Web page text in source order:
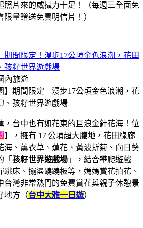
照片來的威攝力十足！（每週三全面免
量贈送免費明信片！）
期間限定！漫步17公頃金色浪潮，花田
孩籽世界遊戲場
內旅遊
，台中也有如花東的巨浪金針花海！位
】，擁有 17 公頃超大腹地，花田綠廊
海、薰衣草、蓮花、黃波斯菊、向日葵
「 孩籽世界遊戲場 」，結合攀爬遊戲
跳床、擺盪蹺蹺板等，媽媽賞花拍花、
台灣非常熱門的免費賞花與親子休憩景
地方（台中大雅一日遊）